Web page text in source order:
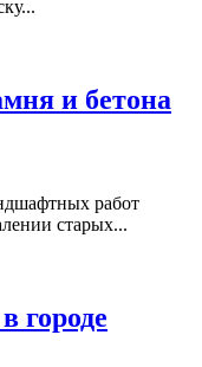
и бетона
работ
старых...
городе